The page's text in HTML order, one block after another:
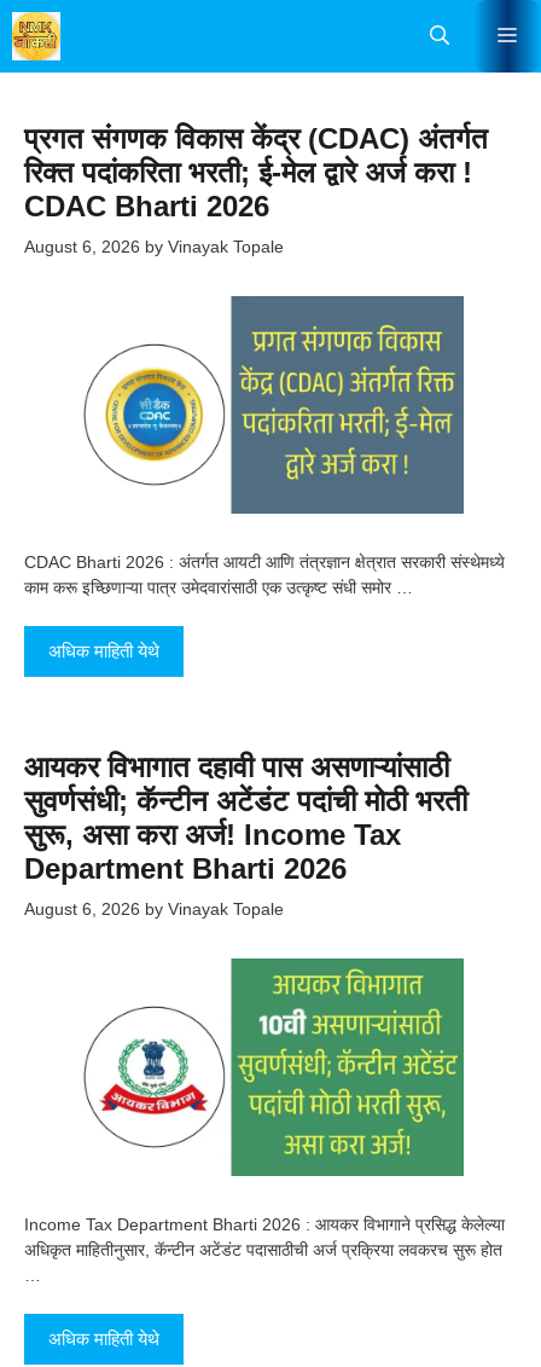
Skip
to
content
प्रगत संगणक विकास केंद्र (CDAC) अंतर्गत
रिक्त पदांकरिता भरती; ई-मेल द्वारे अर्ज करा !
CDAC Bharti 2026
August 6, 2026 by Vinayak Topale
CDAC Bharti 2026 : अंतर्गत आयटी आणि तंत्रज्ञान क्षेत्रात सरकारी संस्थेमध्ये
काम करू इच्छिणाऱ्या पात्र उमेदवारांसाठी एक उत्कृष्ट संधी समोर …
अधिक माहिती येथे
आयकर विभागात दहावी पास असणाऱ्यांसाठी
सुवर्णसंधी; कॅन्टीन अटेंडंट पदांची मोठी भरती
सुरू, असा करा अर्ज! Income Tax
Department Bharti 2026
August 6, 2026 by Vinayak Topale
Income Tax Department Bharti 2026 : आयकर विभागाने प्रसिद्ध केलेल्या
अधिकृत माहितीनुसार, कॅन्टीन अटेंडंट पदासाठीची अर्ज प्रक्रिया लवकरच सुरू होत
अधिक माहिती येथे